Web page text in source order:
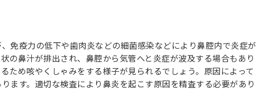
免疫力の低下や歯肉炎などの細菌感染などにより鼻腔内で炎症が
の鼻汁が排出され、鼻腔から気管へと炎症が波及する場合もあり
ため咳やくしゃみをする様子が見られるでしょう。原因によって
ます。適切な検査により鼻炎を起こす原因を精査する必要があり